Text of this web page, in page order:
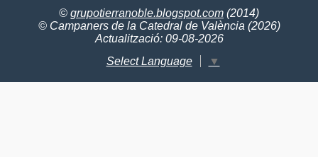
© grupotierranoble.blogspot.com (2014)
© Campaners de la Catedral de València (2026)
Actualització: 09-08-2026
Select Language
▼